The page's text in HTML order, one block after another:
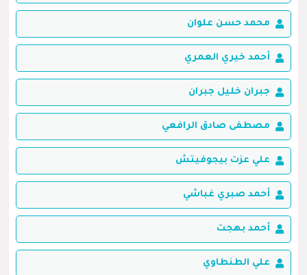
محمد حسن علوان
أحمد خيري العمري
جبران خليل جبران
مصطفى صادق الرافعي
علي عزت بيجوفيتش
أحمد صبري غباشي
أحمد بهجت
علي الطنطاوي